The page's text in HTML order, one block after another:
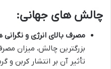
چالش های جهانی:
مصرف بالای انرژی و
بزرگترین چالش، میزان
تأثیر آن بر انتشار کربن